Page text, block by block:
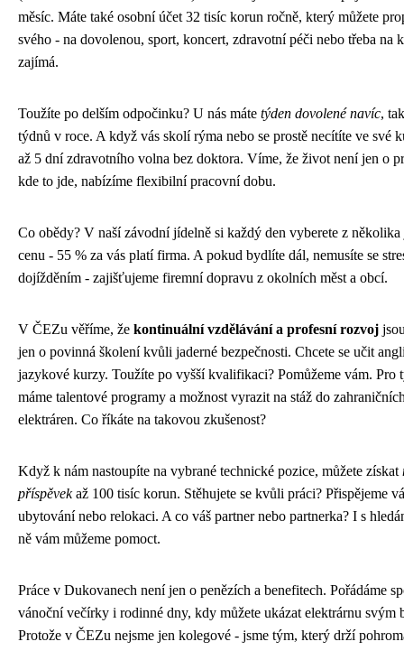
měsíc. Máte také osobní účet 32 tisíc korun ročně, který můžete
svého - na dovolenou, sport, koncert, zdravotní péči nebo třeba na
zajímá.
Toužíte po delším odpočinku? U nás máte týden dovolené navíc,
týdnů v roce. A když vás skolí rýma nebo se prostě necítíte ve své
až 5 dní zdravotního volna bez doktora. Víme, že život není jen o
kde to jde, nabízíme flexibilní pracovní dobu.
Co obědy? V naší závodní jídelně si každý den vyberete z několika
cenu - 55 % za vás platí firma. A pokud bydlíte dál, nemusíte se
dojížděním - zajišťujeme firemní dopravu z okolních měst a obcí.
V ČEZu věříme, že kontinuální vzdělávání a profesní rozvoj
jen o povinná školení kvůli jaderné bezpečnosti. Chcete se učit
jazykové kurzy. Toužíte po vyšší kvalifikaci? Pomůžeme vám. Pro
máme talentové programy a možnost vyrazit na stáž do
elektráren. Co říkáte na takovou zkušenost?
Když k nám nastoupíte na vybrané technické pozice, můžete získat
příspěvekaž 100 tisíc korun. Stěhujete se kvůli práci? Přispějeme
ubytování nebo relokaci. A co váš partner nebo partnerka? I s
ně vám můžeme pomoct.
Práce v Dukovanech není jen o penězích a benefitech. Pořádáme
vánoční večírky i rodinné dny, kdy můžete ukázat elektrárnu svým
Protože v ČEZu nejsme jen kolegové - jsme tým, který drží